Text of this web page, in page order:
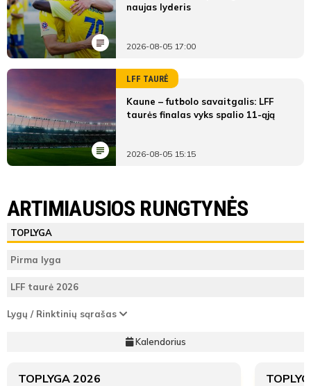
naujas lyderis
2026-08-05 17:00
LFF TAURĖ
Kaune – futbolo savaitgalis: LFF
taurės finalas vyks spalio 11-ąją
2026-08-05 15:15
ARTIMIAUSIOS RUNGTYNĖS
TOPLYGA
Pirma lyga
LFF taurė 2026
Lygų / Rinktinių sąrašas
Kalendorius
TOPLYGA 2026